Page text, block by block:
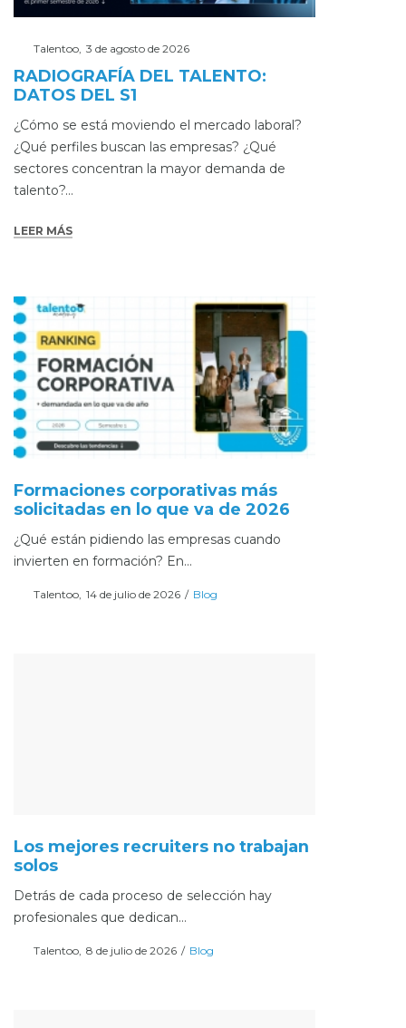
PorTalentoo Posted
3 de agosto de 2026
RADIOGRAFÍA DEL TALENTO:
DATOS DEL S1
¿Cómo se está moviendo el mercado laboral?
¿Qué perfiles buscan las empresas? ¿Qué
sectores concentran la mayor demanda de
talento?…
LEER MÁS
Formaciones corporativas más
solicitadas en lo que va de 2026
¿Qué están pidiendo las empresas cuando
invierten en formación? En…
PorTalentoo Posted
14 de julio de 2026
Posted
Blog
Los mejores recruiters no trabajan
solos
Detrás de cada proceso de selección hay
profesionales que dedican…
PorTalentoo Posted
8 de julio de 2026
Posted
Blog